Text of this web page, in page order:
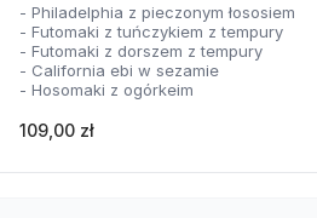
- Philadelphia z pieczonym łososiem
- Futomaki z tuńczykiem z tempury
- Futomaki z dorszem z tempury
- California ebi w sezamie
- Hosomaki z ogórkeim
109,00 zł